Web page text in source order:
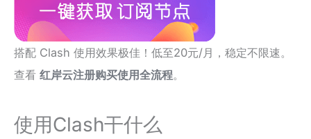
搭配 Clash 使用效果极佳！低至20元/月，稳定不限速。
查看 红岸云注册购买使用全流程。
使用Clash干什么